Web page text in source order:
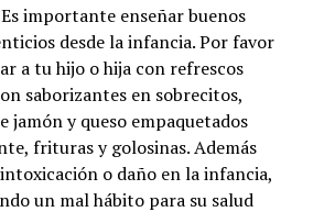
importante enseñar buenos
desde la infancia. Por favor
a tu hijo o hija con refrescos
saborizantes en sobrecitos,
jamón y queso empaquetados
frituras y golosinas. Además
o daño en la infancia,
un mal hábito para su salud